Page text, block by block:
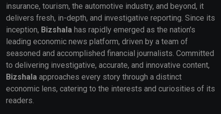
insurance, tourism, the automotive industry, and beyond, it
delivers fresh, in-depth, and investigative reporting. Since its
inception, Bizshala has rapidly emerged as the nation's
leading economic news platform, driven by a team of
seasoned and accomplished financial journalists. Committed
to delivering investigative, accurate, and innovative content,
Bizshala approaches every story through a distinct
economic lens, catering to the interests and curiosities of its
readers.